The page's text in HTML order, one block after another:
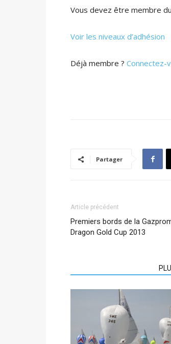
Vous devez être membre
Voir les niveaux d’adhésion
Déjà membre ? Connectez-
Partager
Article précédent
Premiers bords de la
Dragon Gold Cup 2013